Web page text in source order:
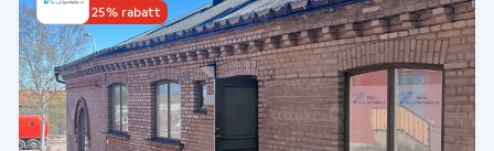
Fransförlängning
Fransförlängning Megavolym
Fransförlängning Volym
Upp till 25% rabatt